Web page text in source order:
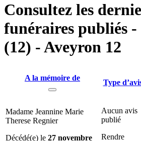
Consultez les
funéraires publiés
(12) - Aveyron 12
A la mémoire de
Type
Madame Jeannine Marie
Therese Regnier
Décédé(e) le 27 novembre
Aucun avis
publié
Rendre